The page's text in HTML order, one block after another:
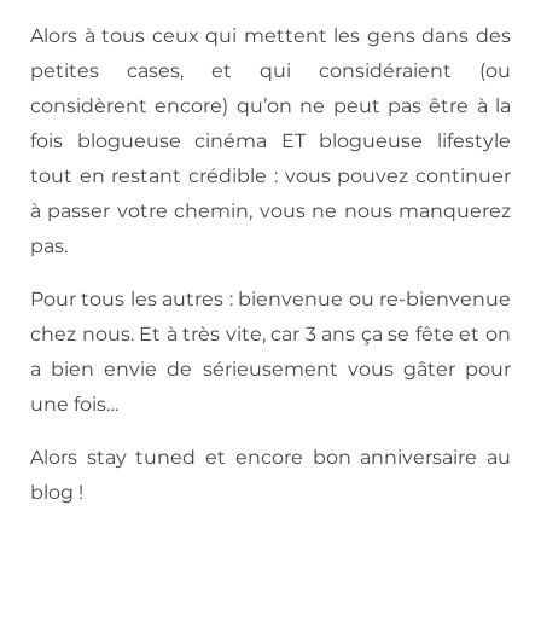
Alors à tous ceux qui mettent les gens dans des
petites cases, et qui considéraient (ou
considèrent encore) qu’on ne peut pas être à la
fois blogueuse cinéma ET blogueuse lifestyle
tout en restant crédible : vous pouvez continuer
à passer votre chemin, vous ne nous manquerez
pas.
Pour tous les autres : bienvenue ou re-bienvenue
chez nous. Et à très vite, car 3 ans ça se fête et on
a bien envie de sérieusement vous gâter pour
une fois…
Alors stay tuned et encore bon anniversaire au
blog !